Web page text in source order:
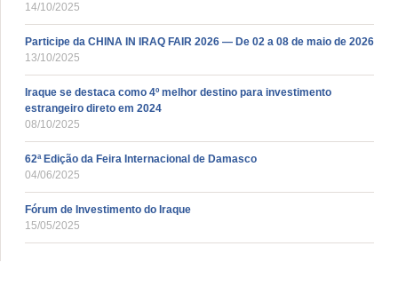
14/10/2025
Participe da CHINA IN IRAQ FAIR 2026 — De 02 a 08 de maio de 2026
13/10/2025
Iraque se destaca como 4º melhor destino para investimento
estrangeiro direto em 2024
08/10/2025
62ª Edição da Feira Internacional de Damasco
04/06/2025
Fórum de Investimento do Iraque
15/05/2025